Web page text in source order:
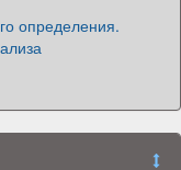
определения.